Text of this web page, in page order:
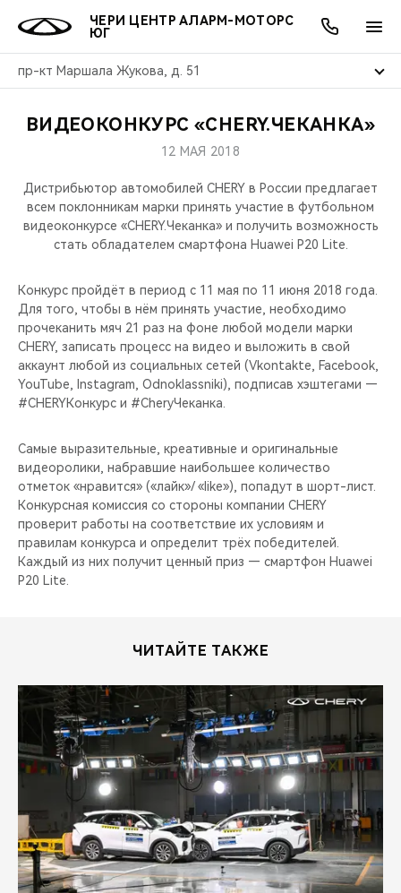
ЧЕРИ ЦЕНТР АЛАРМ-МОТОРС
ЮГ
пр-кт Маршала Жукова, д. 51
МОДЕЛИ
КРОССОВЕРЫ
СЕДАНЫ
НОВИНКИ
ПОКУПАТЕЛЯМ
КРЕДИТ И СТРАХОВАНИЕ
ВЛАДЕЛЬЦАМ
ЗАПЧАСТИ И АКСЕССУАРЫ
CHERY CONNECT
МИР CHERY
О БРЕНДЕ
ЛЮДИ CHERY
БЛАГОТВОРИТЕЛЬНОСТЬ
CHERY REMOTE
CHERY И СПОРТ
НАШИ МЕРОПРИЯТИЯ
ВИДЕООБЗОРЫ
CHERY ДЛЯ ДЕТЕЙ
АКЦИИ
ОНЛАЙН СЕРВИСЫ
КРЕДИТ
О КОМПАНИИ
МЫ В СОЦСЕТЯХ
ВИДЕОКОНКУРС «CHERY.ЧЕКАНКА»
12 МАЯ 2018
Дистрибьютор автомобилей CHERY в России предлагает
всем поклонникам марки принять участие в футбольном
видеоконкурсе «CHERY.Чеканка» и получить возможность
стать обладателем смартфона Huawei P20 Lite.
Конкурс пройдёт в период с 11 мая по 11 июня 2018 года.
Для того, чтобы в нём принять участие, необходимо
прочеканить мяч 21 раз на фоне любой модели марки
CHERY, записать процесс на видео и выложить в свой
аккаунт любой из социальных сетей (Vkontakte, Facebook,
YouTube, Instagram, Odnoklassniki), подписав хэштегами —
#CHERYКонкурс и #CheryЧеканка.
Самые выразительные, креативные и оригинальные
видеоролики, набравшие наибольшее количество
отметок «нравится» («лайк»/ «like»), попадут в шорт-лист.
Конкурсная комиссия со стороны компании CHERY
проверит работы на соответствие их условиям и
правилам конкурса и определит трёх победителей.
Каждый из них получит ценный приз — смартфон Huawei
P20 Lite.
ЧИТАЙТЕ ТАКЖЕ